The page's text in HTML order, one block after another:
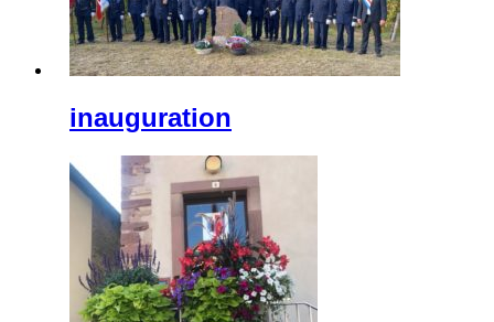
inauguration